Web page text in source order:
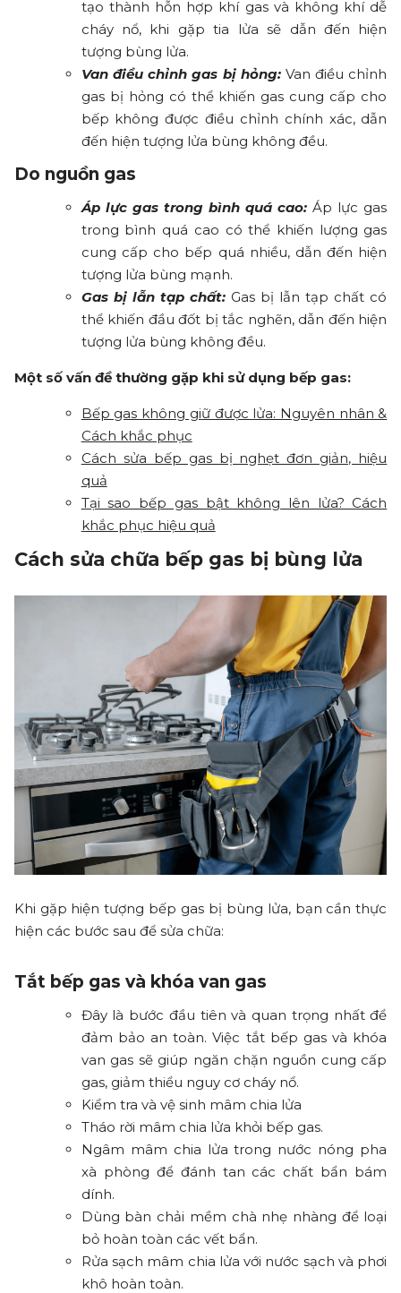
tạo thành hỗn hợp khí gas và không khí dễ
cháy nổ, khi gặp tia lửa sẽ dẫn đến hiện
tượng bùng lửa.
Van điều chỉnh gas bị hỏng:Van điều chỉnh
gas bị hỏng có thể khiến gas cung cấp cho
bếp không được điều chỉnh chính xác, dẫn
đến hiện tượng lửa bùng không đều.
Do nguồn gas
Áp lực gas trong bình quá cao: Áp lực gas
trong bình quá cao có thể khiến lượng gas
cung cấp cho bếp quá nhiều, dẫn đến hiện
tượng lửa bùng mạnh.
Gas bị lẫn tạp chất:Gas bị lẫn tạp chất có
thể khiến đầu đốt bị tắc nghẽn, dẫn đến hiện
tượng lửa bùng không đều.
Một số vấn đề thường gặp khi sử dụng bếp gas:
Bếp gas không giữ được lửa: Nguyên nhân &
Cách khắc phục
Cách sửa bếp gas bị nghẹt đơn giản, hiệu
quả
Tại sao bếp gas bật không lên lửa? Cách
khắc phục hiệu quả
Cách sửa chữa bếp gas bị bùng lửa
Khi gặp hiện tượng bếp gas bị bùng lửa, bạn cần thực
hiện các bước sau để sửa chữa:
Tắt bếp gas và khóa van gas
Đây là bước đầu tiên và quan trọng nhất để
đảm bảo an toàn. Việc tắt bếp gas và khóa
van gas sẽ giúp ngăn chặn nguồn cung cấp
gas, giảm thiểu nguy cơ cháy nổ.
Kiểm tra và vệ sinh mâm chia lửa
Tháo rời mâm chia lửa khỏi bếp gas.
Ngâm mâm chia lửa trong nước nóng pha
xà phòng để đánh tan các chất bẩn bám
dính.
Dùng bàn chải mềm chà nhẹ nhàng để loại
bỏ hoàn toàn các vết bẩn.
Rửa sạch mâm chia lửa với nước sạch và phơi
khô hoàn toàn.